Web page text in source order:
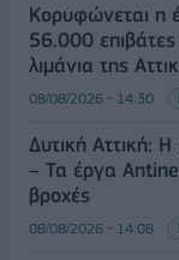
Κορυφώνεται η
56.000
λιμάνια της
08/08/2026 - 14:30
Δυτική Αττική:
– Τα έργα
βροχές
08/08/2026 - 14:08